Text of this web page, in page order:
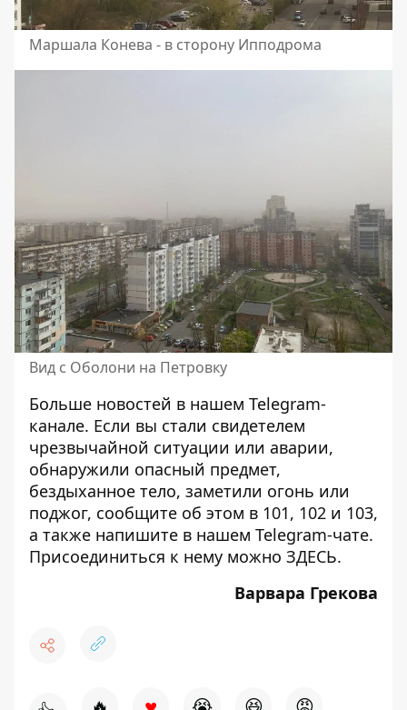
Маршала Конева - в сторону Ипподрома
Вид с Оболони на Петровку
Больше новостей в нашем Telegram-
канале. Если вы стали свидетелем
чрезвычайной ситуации или аварии,
обнаружили опасный предмет,
бездыханное тело, заметили огонь или
поджог, сообщите об этом в 101, 102 и 103,
а также напишите в нашем Telegram-чате.
Присоединиться к нему можно ЗДЕСЬ.
Варвара Грекова